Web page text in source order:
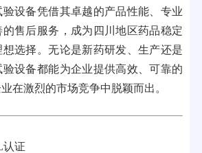
设备凭借其卓越的产品性能、专业
售后服务，成为四川地区药品稳定
选择。无论是新药研发、生产还是
验设备都能为企业提供高效、可靠的
在激烈的市场竞争中脱颖而出。
认证